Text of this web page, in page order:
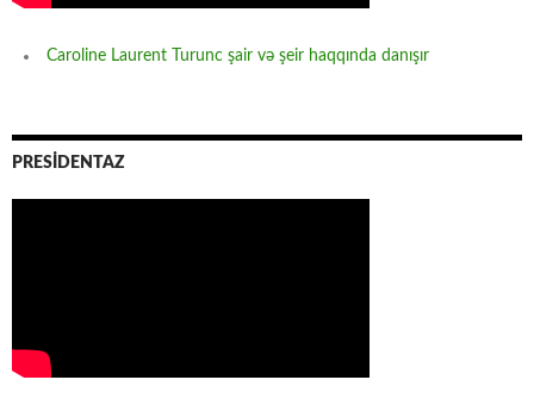
Caroline Laurent Turunc şair və şeir haqqında danışır
PRESİDENTAZ